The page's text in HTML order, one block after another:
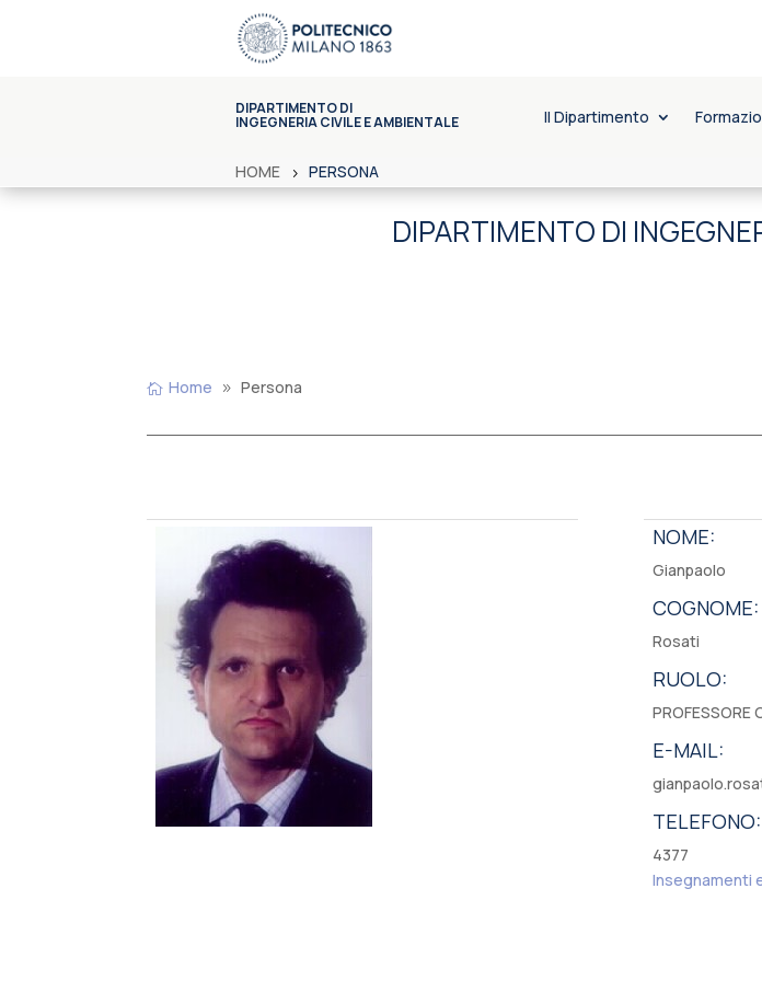
DIPARTIMENTO DI
INGEGNERIA CIVILE E AMBIENTALE Il Dipartimento
HOME PERSONA
DIPARTIMENTO DI
Home Persona
NOME:
Gianpaolo
COGNOME:
Rosati
RUOLO:
PROFESSORE
E-MAIL:
TELEFONO:
4377
Insegnamenti